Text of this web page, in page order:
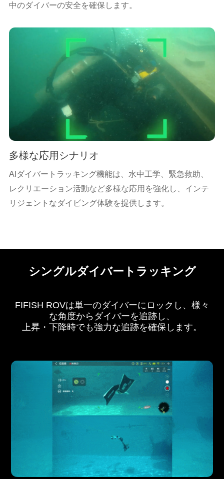
中のダイバーの安全を確保します。
多様な応用シナリオ
AIダイバートラッキング機能は、水中工学、緊急救助、
レクリエーション活動など多様な応用を強化し、インテ
リジェントなダイビング体験を提供します。
シングルダイバートラッキング
FIFISH ROVは単一のダイバーにロックし、様々
な角度からダイバーを追跡し、
上昇・下降時でも強力な追跡を確保します。